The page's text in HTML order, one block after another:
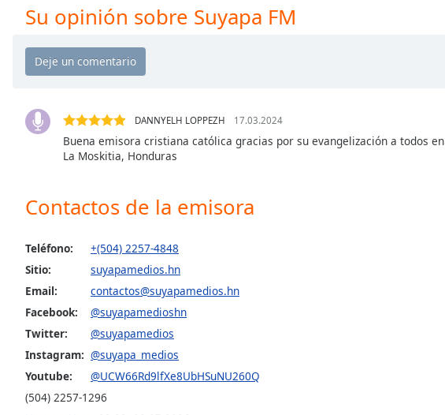
Playback
Chapters
Descriptions
descriptions
subtitles
settings
opens
subtitles
settings
dialog
subtitles
off,
selected
Su opinión sobre Suyapa FM
DANNYELH LOPPEZH 17.03.2024
Buena emisora cristiana católica gracias por su evangelización a todos
La Moskitia, Honduras
Contactos de la emisora
Teléfono:
+(504) 2257-4848
Sitio:
suyapamedios.hn
Email:
contactos@suyapamedios.hn
Facebook:
@suyapamedioshn
Twitter:
@suyapamedios
Instagram: @suyapa_medios
Youtube:
@UCW66Rd9lfXe8UbHSuNU260Q
(504) 2257-1296